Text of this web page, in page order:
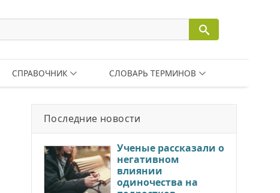
СПРАВОЧНИК СЛОВАРЬ ТЕРМИНОВ
Последние новости
Ученые рассказали о
негативном
влиянии
одиночества на